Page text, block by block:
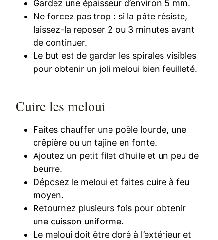
Gardez une épaisseur d’environ 5 mm.
Ne forcez pas trop : si la pâte résiste,
laissez-la reposer 2 ou 3 minutes avant
de continuer.
Le but est de garder les spirales visibles
pour obtenir un joli meloui bien feuilleté.
Cuire les meloui
Faites chauffer une poêle lourde, une
crêpière ou un tajine en fonte.
Ajoutez un petit filet d’huile et un peu de
beurre.
Déposez le meloui et faites cuire à feu
moyen.
Retournez plusieurs fois pour obtenir
une cuisson uniforme.
Le meloui doit être doré à l’extérieur et